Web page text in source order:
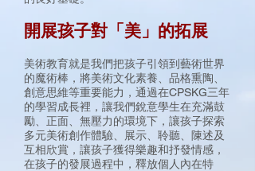
開展孩子對「美」的拓展
美術教育就是我們把孩子引領到藝術世界
的魔術棒，將美術文化素養、品格熏陶、
創意思維等重要能力，通過在CPSKG三年
的學習成長裡，讓我們銳意學生在充滿鼓
勵、正面、無壓力的環境下，讓孩子探索
多元美術創作體驗、展示、聆聽、陳述及
互相欣賞，讓孩子獲得樂趣和抒發情感，
在孩子的發展過程中，釋放個人內在特